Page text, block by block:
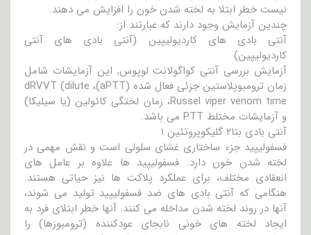
نیست خطر ابتلا به لخته شدن خون را افزایش می دهند.
چندین آزمایش وجود دارند که عبارتند از:
آنتی بادی های کاردیولیپین (آنتی بادی های آنتی
کاردیولیپین)
آزمایش بررسی آنتی کواگولانت لوپوس, این آزمایشات شامل
زمان ترومبوپلاستین جزئی فعال شده (aPTT)، dRVVT (dilute
Russel viper venom time، زمان لختگی کائولین (یا سیلیکا)
و آزمایشات مختلط PTT می باشد.
آنتی بادی بتا۲ گلیکوپروتئین ۱
فسفولیپید جزء ساختاری غشای سلولی است و نقش مهمی در
لخته شدن خون دارد. فسفولیپید ها علاوه بر عامل های
انعقادی مختلف، برای عملکرد پلاکت ها نیز حیاتی هستند.
هنگامی که آنتی بادی های ضد فسفولیپید تولید می شوند،
آنها در روند لخته شدن مداخله می کنند. آنها خطر ابتلای فرد به
ایجاد لخته های خونی نابجای عودکننده (ترومبوزها) را